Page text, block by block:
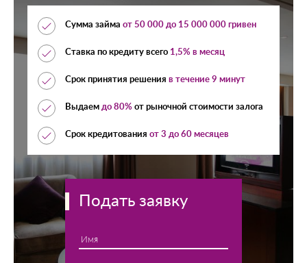
Сумма займа от 50 000 до 15 000 000 гривен
Ставка по кредиту всего 1,5% в месяц
Срок принятия решения в течение 9 минут
Выдаем до 80% от рыночной стоимости залога
Срок кредитования от 3 до 60 месяцев
Подать заявку
Имя